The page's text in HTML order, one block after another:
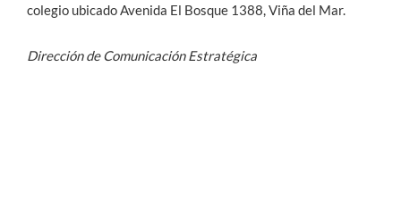
colegio ubicado Avenida El Bosque 1388, Viña del Mar.
Dirección de Comunicación Estratégica